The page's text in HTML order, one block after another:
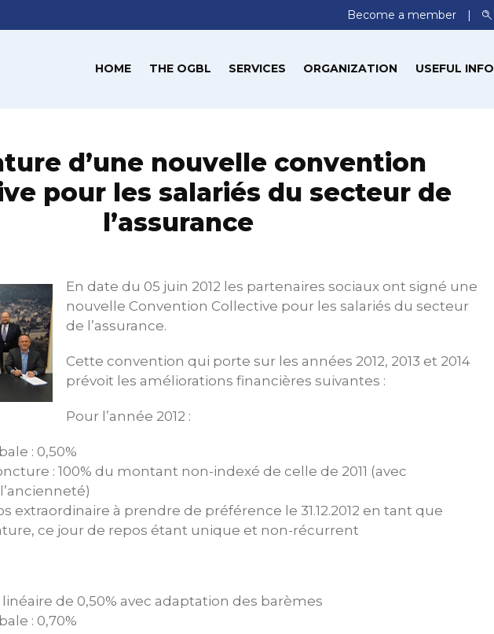
Become a member
HOME THE OGBL SERVICES ORGANIZATION USEFUL INFO
d’une nouvelle convention
pour les salariés du secteur de
l’assurance
En date du 05 juin 2012 les partenaires sociaux ont signé une
nouvelle Convention Collective pour les salariés du secteur
de l’assurance.
Cette convention qui porte sur les années 2012, 2013 et 2014
prévoit les améliorations financières suivantes :
Pour l’année 2012 :
: 0,50%
: 100% du montant non-indexé de celle de 2011 (avec
extraordinaire à prendre de préférence le 31.12.2012 en tant que
ce jour de repos étant unique et non-récurrent
de 0,50% avec adaptation des barèmes
: 0,70%